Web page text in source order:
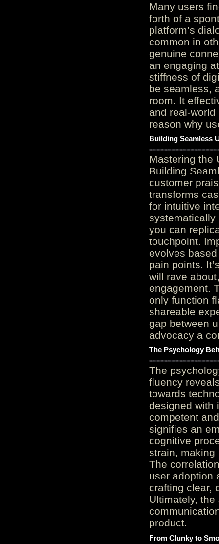
Many users
forth of a
platform’s
common in
genuine
an engaging
stiffness of
be seamless,
room. It
and real-
reason why
Building Seamless
Mastering the
Building
customer
transforms
for intuitive
systematically
you can
touchpoint.
evolves
pain points.
will rave
engagement.
only function
shareable
gap between
advocacy a
The Psychology
The
fluency
towards
designed with
competent
signifies an
cognitive
strain, making
The
user adoption
crafting clear,
Ultimately,
product.
From Clunky to